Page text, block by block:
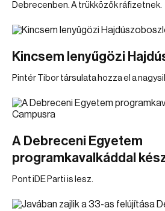
Debrecenben. A trükközők ráfizetnek.
Kincsem lenyűgözi
Pintér Tibor társulata hozza el a
A Debreceni Egyetem
programkavalkáddal
Pont iDE Parti is lesz.